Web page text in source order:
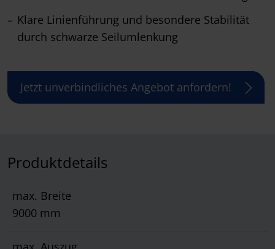
Klare Linienführung und besondere Stabilität
durch schwarze Seilumlenkung
Jetzt unverbindliches Angebot anfordern!
Produktdetails
max. Breite
9000 mm